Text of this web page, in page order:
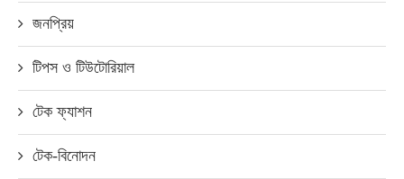
জনপ্রিয়
টিপস ও টিউটোরিয়াল
টেক ফ্যাশন
টেক-বিনোদন